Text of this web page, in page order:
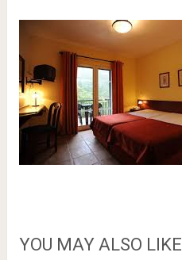
YOU MAY ALSO LIKE